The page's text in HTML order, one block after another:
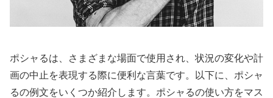
ポシャるは、さまざまな場面で使用され、状況の変化や計
画の中止を表現する際に便利な言葉です。以下に、ポシャ
るの例文をいくつか紹介します。ポシャるの使い方をマス